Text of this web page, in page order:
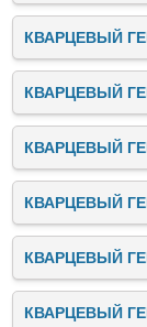
КВАРЦЕВЫЙ
КВАРЦЕВЫЙ
КВАРЦЕВЫЙ
КВАРЦЕВЫЙ
КВАРЦЕВЫЙ
КВАРЦЕВЫЙ